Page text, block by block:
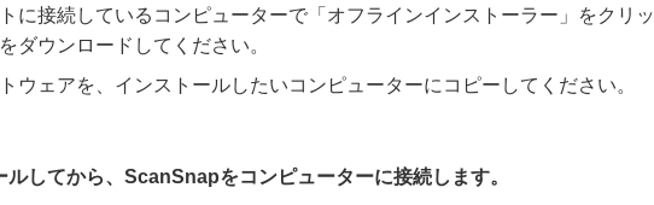
に接続しているコンピューターで「オフラインインストーラー」をクリッ
ダウンロードしてください。
ウェアを、インストールしたいコンピューターにコピーしてください。
ルしてから、ScanSnapをコンピューターに接続します。